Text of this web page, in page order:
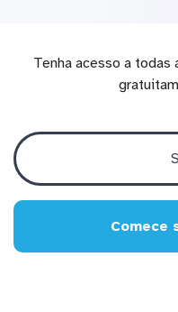
Tenha acesso a todas
Comece